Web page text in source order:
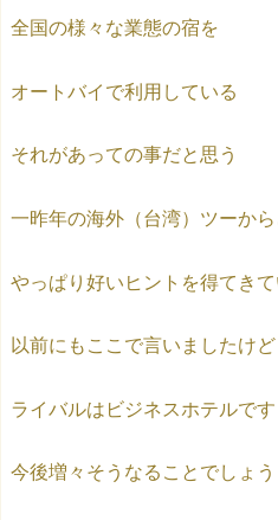
全国の様々な業態の宿を
オートバイで利用している
それがあっての事だと思う
一昨年の海外（台湾）ツーか
やっぱり好いヒントを得てき
以前にもここで言いましたけど
ライバルはビジネスホテルです
今後増々そうなることでしょう